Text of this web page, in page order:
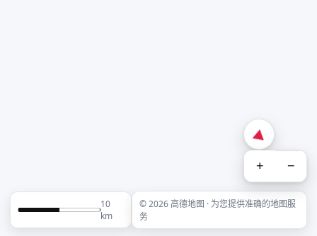
+ −
10
km
© 2026 高德地图 · 为您提供准确的地图服
务